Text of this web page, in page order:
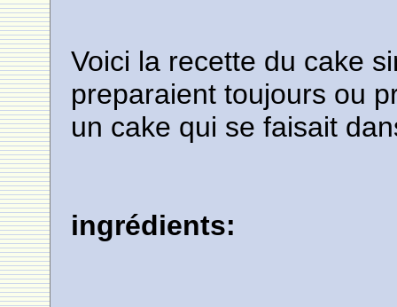
Voici la recette du cake
preparaient toujours ou
un cake qui se faisait
ingrédients: